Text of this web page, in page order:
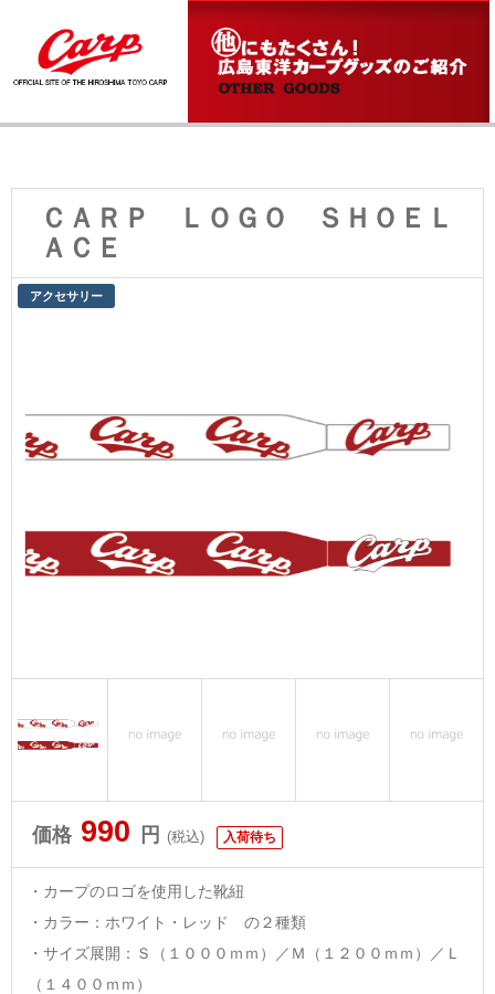
ＣＡＲＰ ＬＯＧＯ ＳＨＯＥＬ
ＡＣＥ
アクセサリー
価格 990 円 (税込) 入荷待ち
・カープのロゴを使用した靴紐
・カラー：ホワイト・レッド の２種類
・サイズ展開：Ｓ（１０００ｍｍ）／Ｍ（１２００ｍｍ）／Ｌ
（１４００ｍｍ）